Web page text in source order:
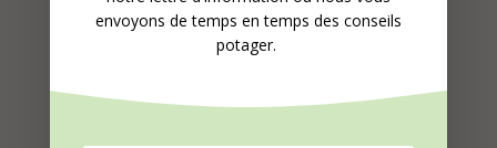
envoyons de temps en temps des conseils
potager.